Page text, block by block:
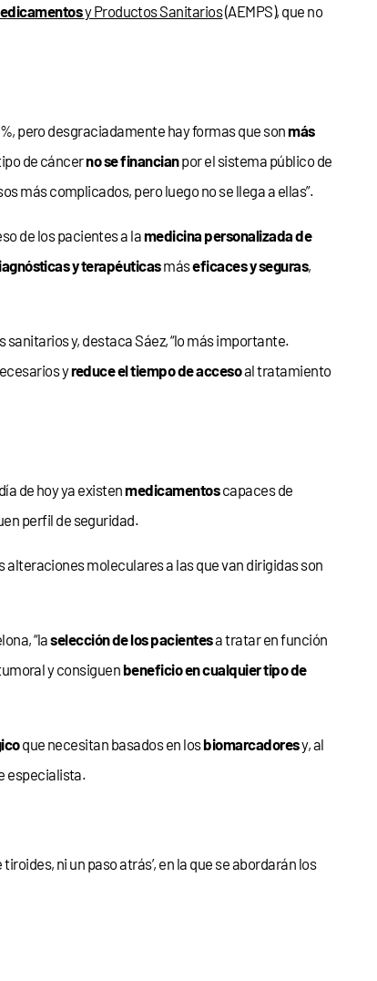
y Productos Sanitarios(AEMPS), que no
pero desgraciadamente hay formas que sonmás
de cáncerno se financianpor el sistema público de
más complicados, pero luego no se llega a ellas”.
de los pacientes a lamedicina personalizada de
y terapéuticasmáseficaces y seguras,
sanitarios y, destaca Sáez, “lo más importante.
yreduce el tiempo de accesoal tratamiento
de hoy ya existenmedicamentoscapaces de
perfil de seguridad.
moleculares a las que van dirigidas son
“laselección de los pacientesa tratar en función
y consiguenbeneficio en cualquier tipo de
que necesitan basados en losbiomarcadoresy, al
especialista.
ni un paso atrás’, en la que se abordarán los